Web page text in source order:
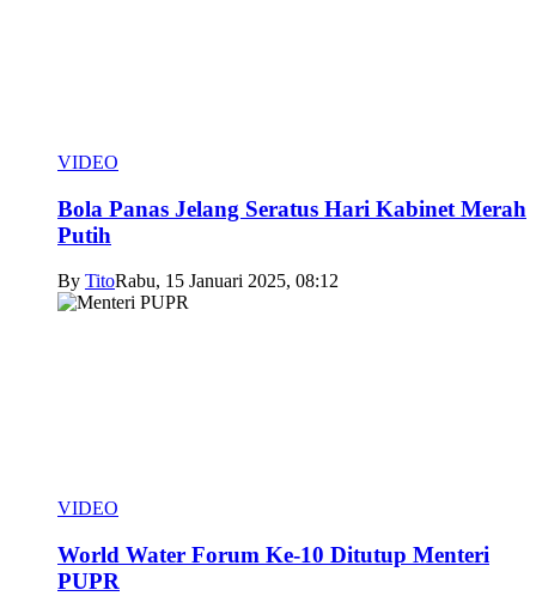
VIDEO
Bola Panas Jelang Seratus Hari Kabinet Merah
Putih
By TitoRabu, 15 Januari 2025, 08:12
VIDEO
World Water Forum Ke-10 Ditutup Menteri
PUPR